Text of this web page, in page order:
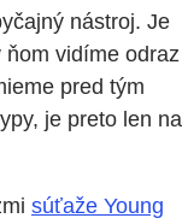
nástroj. Je
vidíme odraz
pred tým
je preto len na
súťaže Young